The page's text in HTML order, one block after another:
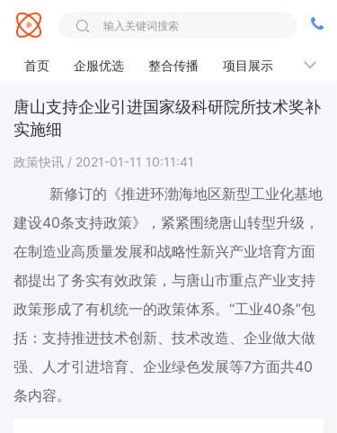
首页 企服优选 整合传播 项目展示 服务优
唐山支持企业引进国家级科研院所技术奖补
实施细
政策快讯 / 2021-01-11 10:11:41
新修订的《推进环渤海地区新型工业化基地
建设40条支持政策》，紧紧围绕唐山转型升级，
在制造业高质量发展和战略性新兴产业培育方面
都提出了务实有效政策，与唐山市重点产业支持
政策形成了有机统一的政策体系。“工业40条”包
括：支持推进技术创新、技术改造、企业做大做
强、人才引进培育、企业绿色发展等7方面共40
条内容。